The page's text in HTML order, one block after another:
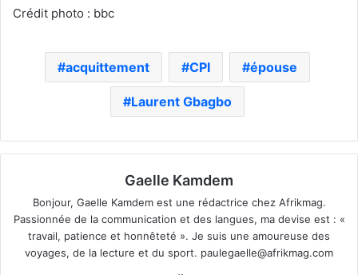
Crédit photo : bbc
acquittement CPI épouse
Laurent Gbagbo
Gaelle Kamdem
Bonjour, Gaelle Kamdem est une rédactrice chez Afrikmag.
Passionnée de la communication et des langues, ma devise est : «
travail, patience et honnêteté ». Je suis une amoureuse des
voyages, de la lecture et du sport. paulegaelle@afrikmag.com